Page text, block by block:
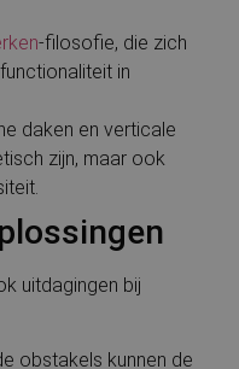
-filosofie, die zich
in
daken en verticale
zijn, maar ook
uitdagingen bij
obstakels kunnen de